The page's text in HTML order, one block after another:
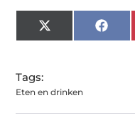
X
(Twitter)
Tags:
Eten en drinken